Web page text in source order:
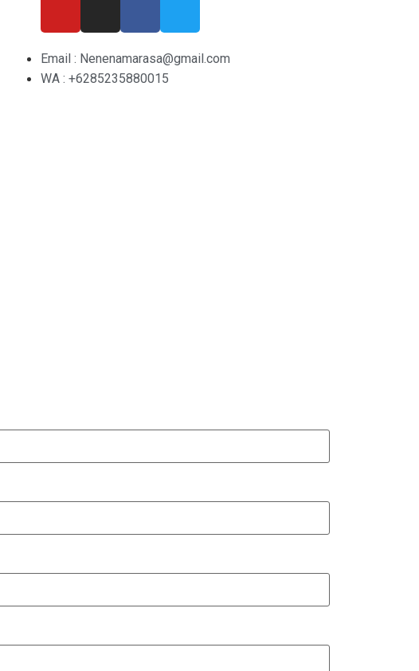
Email : Nenenamarasa@gmail.com
WA : +6285235880015